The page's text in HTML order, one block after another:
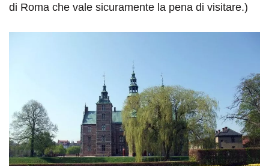
di Roma che vale sicuramente la pena di visitare.)